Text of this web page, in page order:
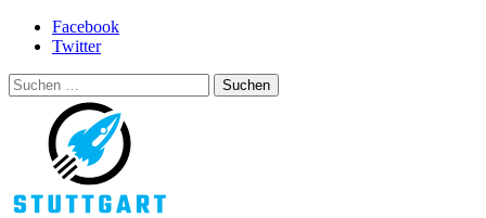
Skip
Facebook
Twitter
Suchen
nach: